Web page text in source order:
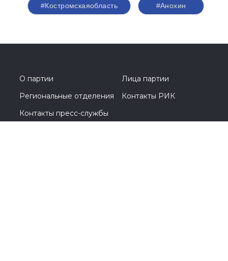
#выборы2026